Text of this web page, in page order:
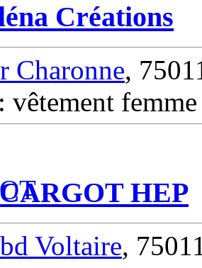
Créations
Charonne,
vêtement
HEP
Voltaire,